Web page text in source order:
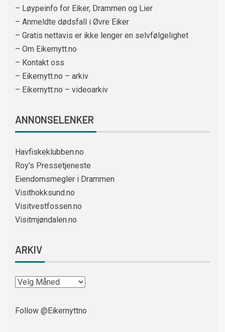
– Løypeinfo for Eiker, Drammen og Lier
– Anmeldte dødsfall i Øvre Eiker
– Gratis nettavis er ikke lenger en selvfølgelighet
– Om Eikernytt.no
– Kontakt oss
– Eikernytt.no – arkiv
– Eikernytt.no – videoarkiv
ANNONSELENKER
Havfiskeklubben.no
Roy’s Pressetjeneste
Eiendomsmegler i Drammen
Visithokksund.no
Visitvestfossen.no
Visitmjøndalen.no
ARKIV
Follow @Eikernyttno